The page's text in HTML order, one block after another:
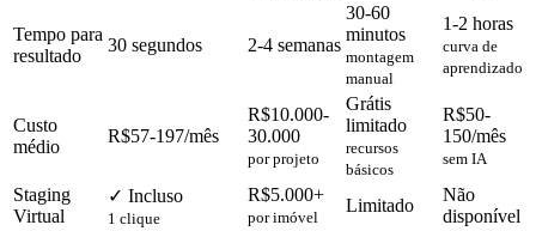
Tempo para
resultado
30 segundos 2-4 semanas
30-60
minutos
montagem
manual
1-2 horas
curva de
aprendizado
Custo
médio
R$57-197/mês
R$10.000-
30.000
por projeto
Grátis
limitado
recursos
básicos
R$50-
150/mês
sem IA
Staging
Virtual
✓ Incluso
1 clique
R$5.000+
por imóvel
Limitado
Não
disponível